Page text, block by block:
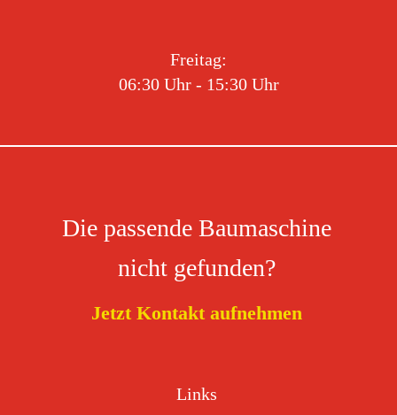
Freitag:
06:30 Uhr - 15:30 Uhr
Die passende Baumaschine
nicht gefunden?
Jetzt Kontakt aufnehmen
Links